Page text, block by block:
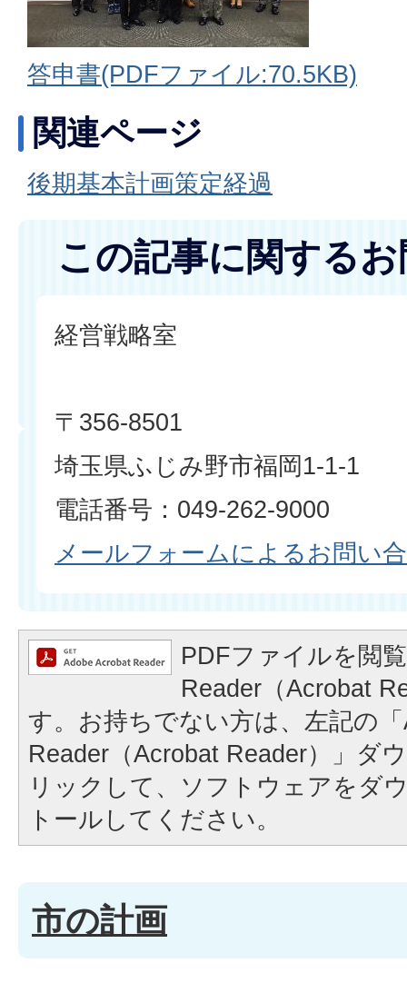
答申書(PDFファイル:70.5KB)
関連ページ
後期基本計画策定経過
この記事に関する
経営戦略室
〒356-8501
埼玉県ふじみ野市福岡1-1-1
電話番号：049-262-9000
メールフォームによるお問い
PDFファイルを閲
Reader（Acrobat
す。お持ちでない方は、左記の
Reader（Acrobat Reader）」ダ
リックして、ソフトウェアをダ
トールしてください。
市の計画